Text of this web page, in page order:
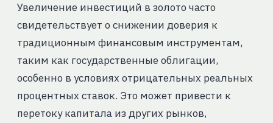
Увеличение инвестиций в золото часто
свидетельствует о снижении доверия к
традиционным финансовым инструментам,
таким как государственные облигации,
особенно в условиях отрицательных реальных
процентных ставок. Это может привести к
перетоку капитала из других рынков,